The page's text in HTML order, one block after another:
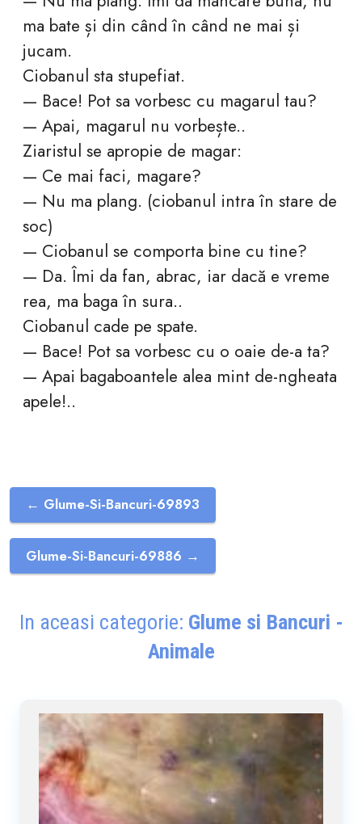
ma bate și din când în când ne mai și
jucam.
Ciobanul sta stupefiat.
— Bace! Pot sa vorbesc cu magarul tau?
— Apai, magarul nu vorbește..
Ziaristul se apropie de magar:
— Ce mai faci, magare?
— Nu ma plang. (ciobanul intra în stare de
soc)
— Ciobanul se comporta bine cu tine?
— Da. Îmi da fan, abrac, iar dacă e vreme
rea, ma baga în sura..
Ciobanul cade pe spate.
— Bace! Pot sa vorbesc cu o oaie de-a ta?
— Apai bagaboantele alea mint de-ngheata
apele!..
← Glume-Si-Bancuri-69893
Glume-Si-Bancuri-69886 →
In aceasi categorie: Glume si Bancuri -
Animale